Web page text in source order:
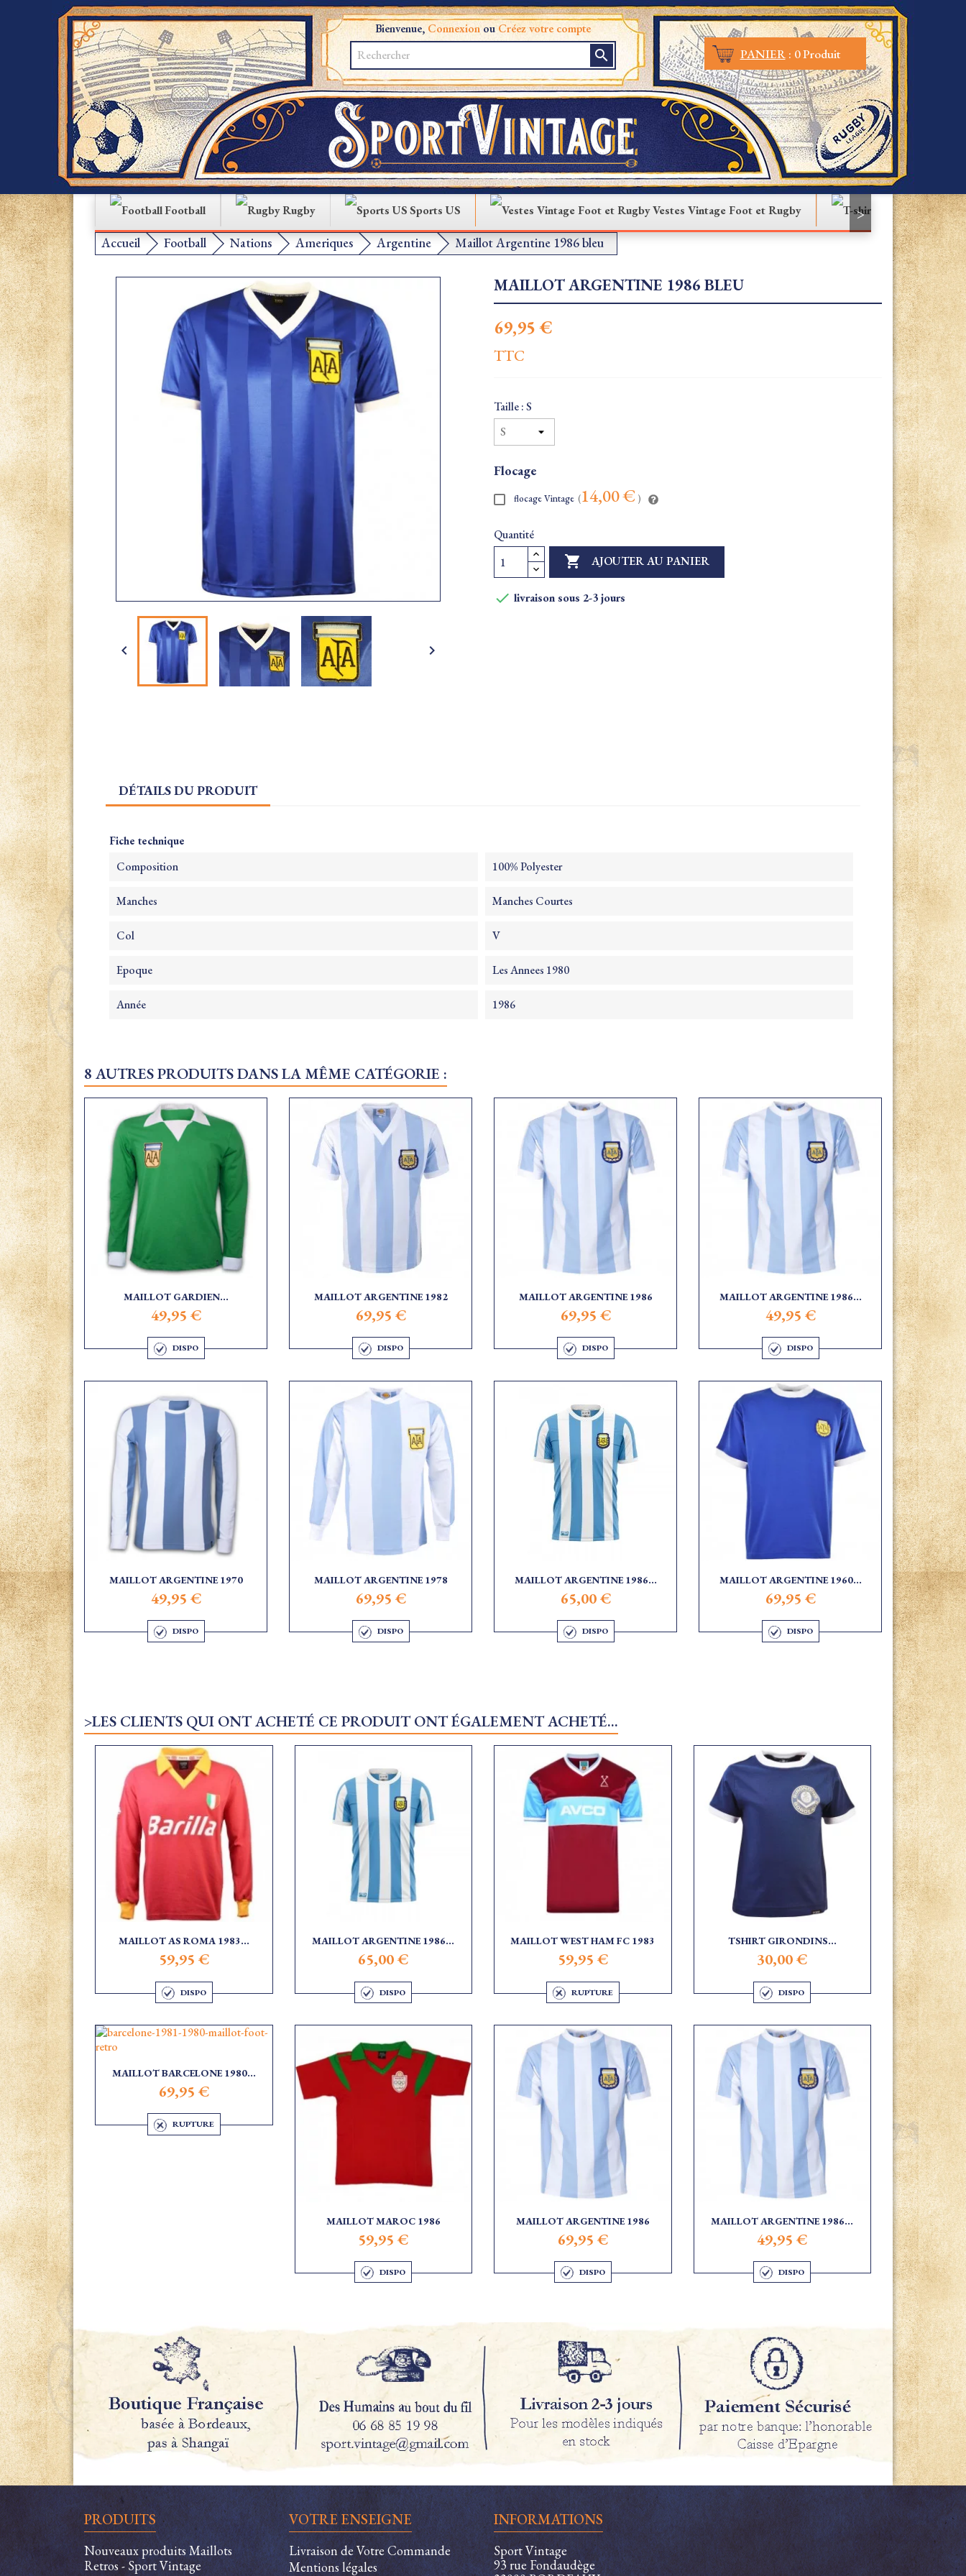
Bienvenue, ConnexionouCréez votre compte
search PANIER: 0 Produit
Football Rugby Sports US Vestes Vintage Foot et Rugby T-shirt
>
Accueil Football Nations Ameriques Argentine Maillot Argentine 1986 bleu
 
MAILLOT ARGENTINE 1986 BLEU
69,95 €
TTC
Taille : S
Flocage
flocage Vintage (14,00 € )
Quantité
 AJOUTER AU PANIER
 livraison sous 2-3 jours
DÉTAILS DU PRODUIT
Fiche technique
Composition 100% Polyester
Manches Manches Courtes
Col V
Epoque Les Annees 1980
Année 1986
8 AUTRES PRODUITS DANS LA MÊME CATÉGORIE :
MAILLOT GARDIEN...
49,95 €
DISPO
MAILLOT ARGENTINE 1982
69,95 €
DISPO
MAILLOT ARGENTINE 1986
69,95 €
DISPO
MAILLOT ARGENTINE 1986...
49,95 €
DISPO
MAILLOT ARGENTINE 1970
49,95 €
DISPO
MAILLOT ARGENTINE 1978
69,95 €
DISPO
MAILLOT ARGENTINE 1986...
65,00 €
DISPO
MAILLOT ARGENTINE 1960...
69,95 €
DISPO
>LES CLIENTS QUI ONT ACHETÉ CE PRODUIT ONT ÉGALEMENT ACHETÉ...
MAILLOT AS ROMA 1983...
59,95 €
DISPO
MAILLOT ARGENTINE 1986...
65,00 €
DISPO
MAILLOT WEST HAM FC 1983
59,95 €
RUPTURE
TSHIRT GIRONDINS...
30,00 €
DISPO
MAILLOT BARCELONE 1980...
69,95 €
RUPTURE
MAILLOT MAROC 1986
59,95 €
DISPO
MAILLOT ARGENTINE 1986
69,95 €
DISPO
MAILLOT ARGENTINE 1986...
49,95 €
DISPO
PRODUITS
Nouveaux produits Maillots
Retros - Sport Vintage
VOTRE ENSEIGNE
Livraison de Votre Commande
Mentions légales
INFORMATIONS
Sport Vintage
93 rue Fondaudège